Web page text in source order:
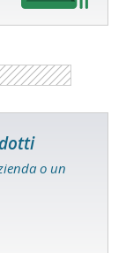
o un